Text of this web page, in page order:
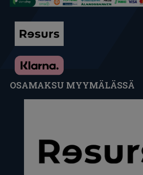
OSAMAKSU MYYMÄLÄSSÄ